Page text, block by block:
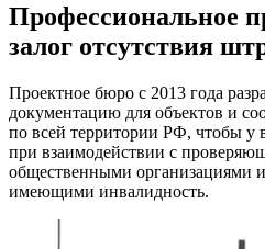
Профессиональное
залог отсутствия
Проектное бюро с 2013 года
документацию для объектов и
по всей территории РФ, чтобы у
при взаимодействии с
общественными организациями
имеющими инвалидность.